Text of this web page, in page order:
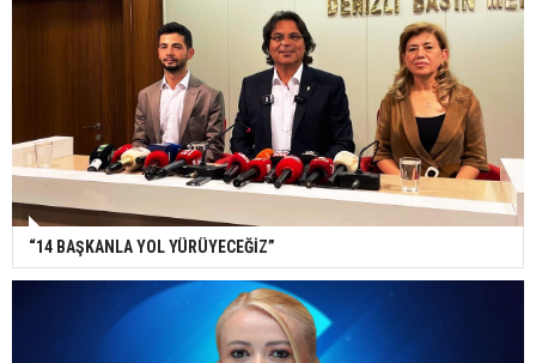
“14 BAŞKANLA YOL YÜRÜYECEĞİZ”